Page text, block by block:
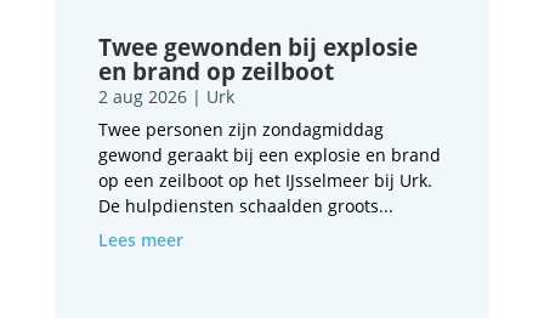
Twee gewonden bij explosie
en brand op zeilboot
2 aug 2026| Urk
Twee personen zijn zondagmiddag
gewond geraakt bij een explosie en brand
op een zeilboot op het IJsselmeer bij Urk.
De hulpdiensten schaalden groots...
Lees meer